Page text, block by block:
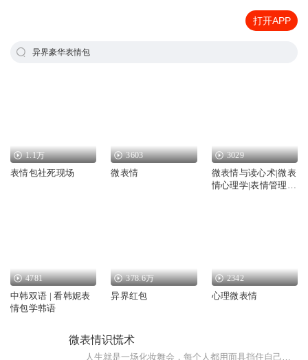
打开APP
异界豪华表情包
1.1万
表情包社死现场
3603
微表情
3029
微表情与读心术|微表
情心理学|表情管理|
4781
中韩双语 | 看韩妮表
情包学韩语
378.6万
异界红包
2342
心理微表情
微表情识慌术